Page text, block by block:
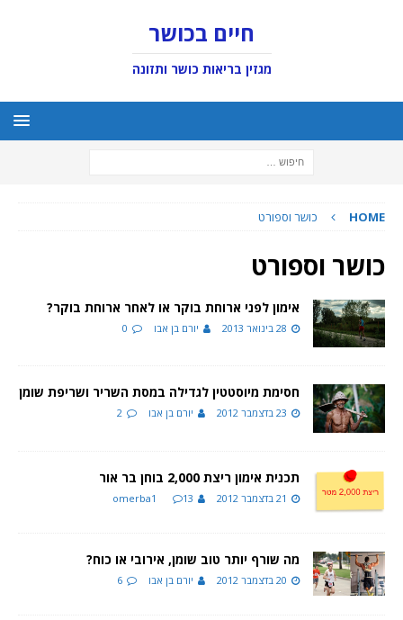
חיים בכושר
מגזין בריאות כושר ותזונה
HOME כושר וספורט
כושר וספורט
אימון לפני ארוחת בוקר או לאחר ארוחת בוקר?
28 בינואר 2013 יורם בן אבו 0
חסימת מיוסטטין לגדילה במסת השריר ושריפת שומן
23 בדצמבר 2012 יורם בן אבו 2
תכנית אימון ריצת 2,000 בוחן בר אור
21 בדצמבר 2012 omerba1 13
מה שורף יותר טוב שומן, אירובי או כוח?
20 בדצמבר 2012 יורם בן אבו 6